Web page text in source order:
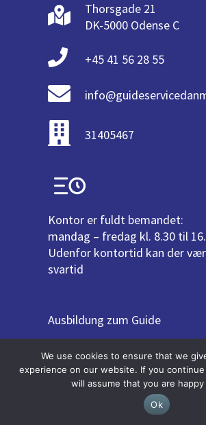
Thorsgade 21
DK-5000 Odense C
+45 41 56 28 55
31405467
Kontor er fuldt bemandet:
mandag – fredag kl. 8.30 til
Udenfor kontortid kan der
svartid
Ausbildung zum Guide
Ausbildung zum Reiseleiter
Freelance job
Job als Reiseleiter
We use cookies to ensure that we
experience on our website. If you
will assume that you are
Ok